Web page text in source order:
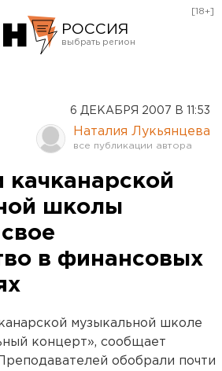
РОССИЯ
Оренбург
[18+]
6 ДЕКАБРЯ 2007 В 11:53
Наталия Лукьянцева
качканарской
школы
в финансовых
музыкальной школе
концерт», сообщает
обобрали почти